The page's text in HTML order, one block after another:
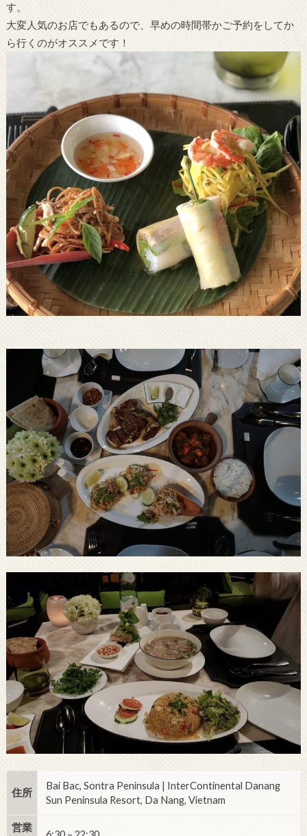
す。
大変人気のお店でもあるので、早めの時間帯かご予約をしてか
ら行くのがオススメです！
住所
Bai Bac, Sontra Peninsula | InterContinental Danang
Sun Peninsula Resort, Da Nang, Vietnam
営業